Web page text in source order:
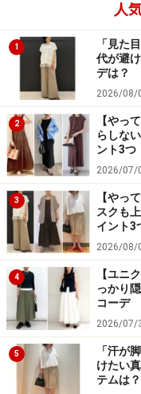
人
1
「見た
代が避
デは？
2026/08/
2
【やっ
らしな
ント3つ
2026/07/
3
【やっ
スクも
イント3
2026/08/
4
【ユニ
っかり
コーデ
2026/07/
5
「汗が
けたい
テムは？